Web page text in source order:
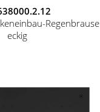
Regenbrause
eckig